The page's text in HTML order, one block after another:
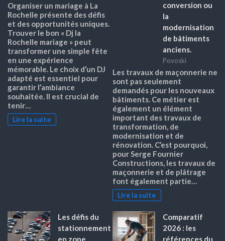
Organiser un mariage à La
Rochelle présente des défis
et des opportunités uniques.
Trouver le bon « Dj la
Rochelle mariage » peut
transformer une simple fête
en une expérience
mémorable. Le choix d’un DJ
adapté est essentiel pour
garantir l’ambiance
souhaitée. Il est crucial de
tenir…
Lire la suite
conversion ou
la
modernisation
de bâtiments
anciens.
Povoski
Les travaux de maçonnerie ne
sont pas seulement
demandés pour les nouveaux
bâtiments. Ce métier est
également un élément
important des travaux de
transformation, de
modernisation et de
rénovation. C’est pourquoi,
pour Serge Fournier
Constructions, les travaux de
maçonnerie et de plâtrage
font également partie…
Lire la suite
Les défis du
stationnement
en zone
Comparatif
2026 : les
références du